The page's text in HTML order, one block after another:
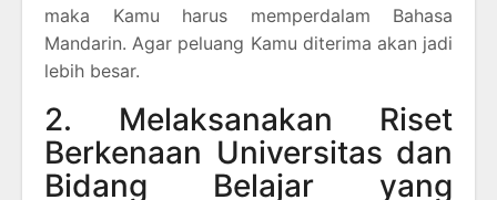
maka Kamu harus memperdalam Bahasa
Mandarin. Agar peluang Kamu diterima akan jadi
lebih besar.
2. Melaksanakan Riset
Berkenaan Universitas dan
Bidang Belajar yang